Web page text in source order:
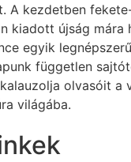
A kezdetben
kiadott újság mára
egyik
független
olvasóit a
világába.